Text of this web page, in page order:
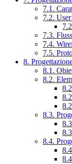
7.1.
7.2.
7.3.
7.4.
7.5.
8.
8.1.
8.2.
8.3.
8.4.